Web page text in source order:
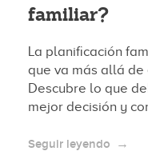
familiar?
La planificación
que va más allá de
Descubre lo que
mejor decisión y
Seguir leyendo